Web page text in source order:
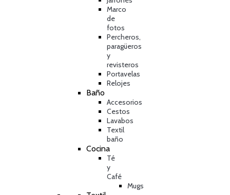
Marco
de
fotos
Percheros,
paragüeros
y
revisteros
Portavelas
Relojes
Baño
Accesorios
Cestos
Lavabos
Textil
baño
Cocina
Té
y
Café
Mugs